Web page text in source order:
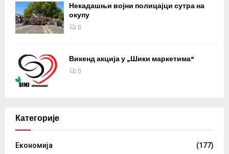
Некадашњи војни полицајци сутра на
окупу
0
Викенд акција у „Шики маркетима“
0
Категорије
Eкономија
(177)